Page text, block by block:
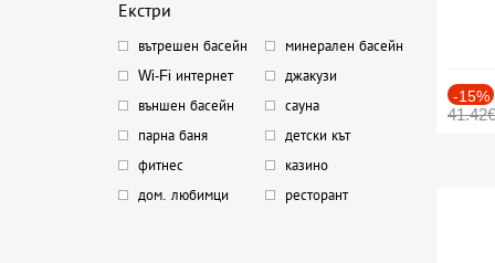
Екстри
вътрешен басейн
минерален басейн
Wi-Fi интернет
джакузи
външен басейн
сауна
парна баня
детски кът
фитнес
казино
дом. любимци
ресторант
-15%
41.42€